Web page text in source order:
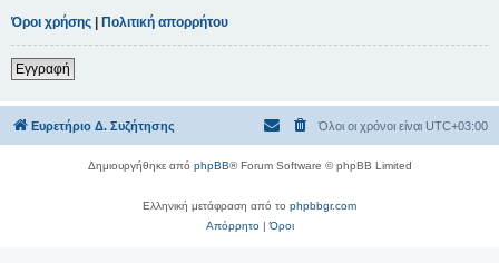
Όροι χρήσης | Πολιτική απορρήτου
Εγγραφή
Ευρετήριο Δ. Συζήτησης Όλοι οι χρόνοι είναι UTC+03:00
Δημιουργήθηκε από phpBB® Forum Software © phpBB Limited
Ελληνική μετάφραση από το phpbbgr.com
Απόρρητο|Όροι